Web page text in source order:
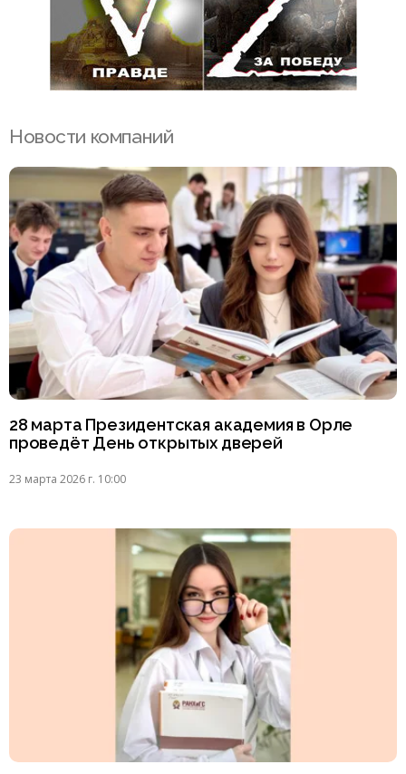
Новости компаний
28 марта Президентская академия в Орле
проведёт День открытых дверей
23 марта 2026 г. 10:00